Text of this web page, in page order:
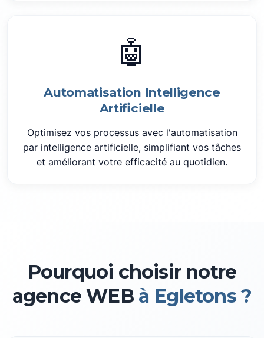
🤖
Automatisation Intelligence
Artificielle
Optimisez vos processus avec l'automatisation
par intelligence artificielle, simplifiant vos tâches
et améliorant votre efficacité au quotidien.
Pourquoi choisir notre
agence WEB à Egletons ?